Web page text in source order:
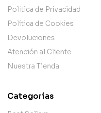
Política de Privacidad
Política de Cookies
Devoluciones
Atención al Cliente
Nuestra Tienda
Categorías